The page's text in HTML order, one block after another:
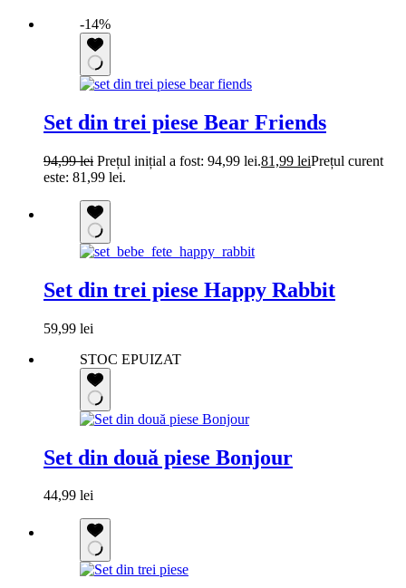
-14%
Set din trei piese Bear Friends
94,99lei Prețul inițial a fost: 94,99 lei.81,99 leiPrețul curent
este: 81,99 lei.
Set din trei piese Happy Rabbit
59,99 lei
STOC EPUIZAT
Set din două piese Bonjour
44,99 lei